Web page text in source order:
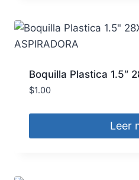
Boquilla Plastica 1.5″
ASPIRADORA
$1.00
Leer